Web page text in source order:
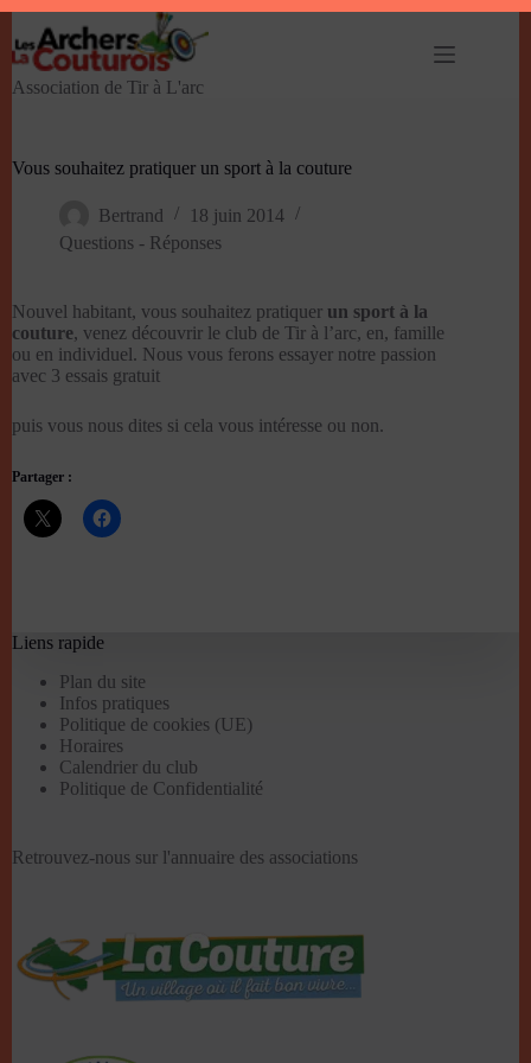
au
contenu
Association de Tir à L'arc
Vous souhaitez pratiquer un sport à la couture
Bertrand
18 juin 2014
Questions - Réponses
Nouvel habitant, vous souhaitez pratiquer un sport à la
couture, venez découvrir le club de Tir à l’arc, en, famille
ou en individuel. Nous vous ferons essayer notre passion
avec 3 essais gratuit
puis vous nous dites si cela vous intéresse ou non.
Partager :
Liens rapide
Plan du site
Infos pratiques
Politique de cookies (UE)
Horaires
Calendrier du club
Politique de Confidentialité
Retrouvez-nous sur l'annuaire des associations